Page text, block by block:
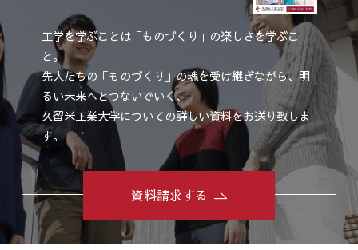
工学を学ぶことは「ものづくり」の楽しさを学ぶこ
と。
先人たちの「ものづくり」の魂を受け継ぎながら、明
るい未来へとつないでいく、
久留米工業大学についての詳しい資料をお送り致しま
す。
資料請求する